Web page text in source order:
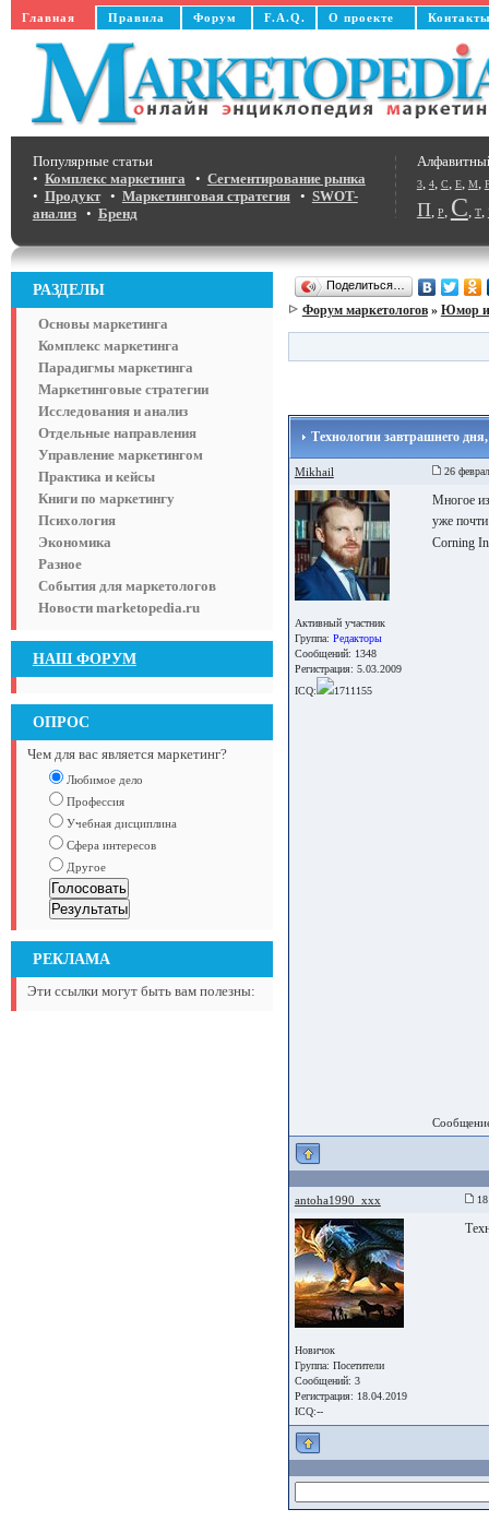
Главная Правила Форум F.A.Q. О проекте
3, 4, C, E, M,
П, Р, С, Т,
Популярные статьи
• Комплекс маркетинга • Сегментирование рынка
• Продукт• Маркетинговая стратегия• SWOT-
анализ• Бренд
РАЗДЕЛЫ
Основы маркетинга
Комплекс маркетинга
Парадигмы маркетинга
Маркетинговые стратегии
Исследования и анализ
Отдельные направления
Управление маркетингом
Практика и кейсы
Книги по маркетингу
Психология
Экономика
Разное
События для маркетологов
Новости marketopedia.ru
НАШ ФОРУМ
ОПРОС
Чем для вас является маркетинг?
Любимое дело
Профессия
Учебная дисциплина
Сфера интересов
Другое
РЕКЛАМА
Эти ссылки могут быть вам полезны:
Поделиться…
Форум маркетологов» Юмор и
Технологии завтрашнего
Mikhail 26
Активный участник
Группа: Редакторы
Сообщений: 1348
Регистрация: 5.03.2009
ICQ:
1711155
Многое
уже
Corning
antoha1990_xxx 18
Новичок
Группа: Посетители
Сообщений: 3
Регистрация: 18.04.2019
ICQ:--